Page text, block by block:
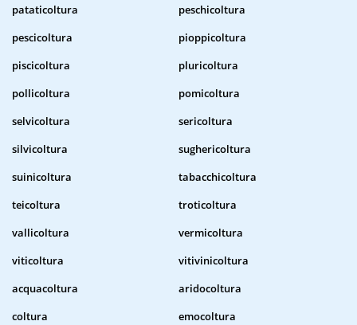
pataticoltura
peschicoltura
pescicoltura
pioppicoltura
piscicoltura
pluricoltura
pollicoltura
pomicoltura
selvicoltura
sericoltura
silvicoltura
sughericoltura
suinicoltura
tabacchicoltura
teicoltura
troticoltura
vallicoltura
vermicoltura
viticoltura
vitivinicoltura
acquacoltura
aridocoltura
coltura
emocoltura